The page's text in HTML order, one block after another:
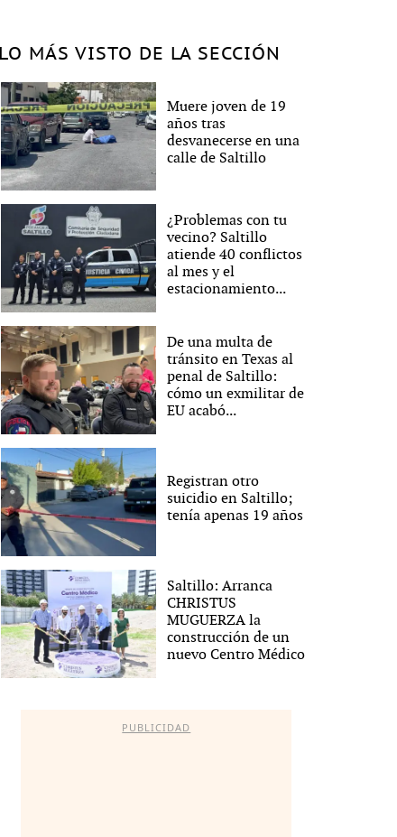
LO MÁS VISTO DE LA SECCIÓN
Muere joven de 19
años tras
desvanecerse en una
calle de Saltillo
¿Problemas con tu
vecino? Saltillo
atiende 40 conflictos
al mes y el
estacionamiento...
De una multa de
tránsito en Texas al
penal de Saltillo:
cómo un exmilitar de
EU acabó...
Registran otro
suicidio en Saltillo;
tenía apenas 19 años
Saltillo: Arranca
CHRISTUS
MUGUERZA la
construcción de un
nuevo Centro Médico
PUBLICIDAD